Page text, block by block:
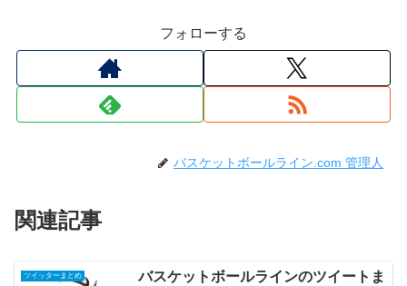
フォローする
バスケットボールライン.com 管理人
関連記事
ツイッターまとめ
バスケットボールラインのツイートま